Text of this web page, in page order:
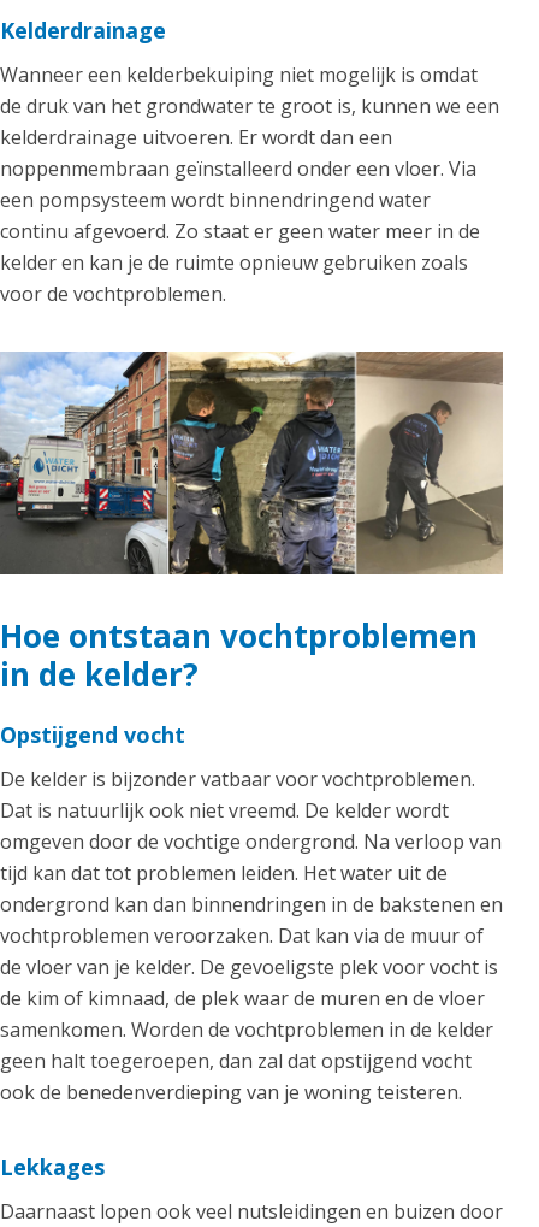
Kelderdrainage
Wanneer een kelderbekuiping niet mogelijk is omdat
de druk van het grondwater te groot is, kunnen we een
kelderdrainage uitvoeren. Er wordt dan een
noppenmembraan geïnstalleerd onder een vloer. Via
een pompsysteem wordt binnendringend water
continu afgevoerd. Zo staat er geen water meer in de
kelder en kan je de ruimte opnieuw gebruiken zoals
voor de vochtproblemen.
Hoe ontstaan vochtproblemen
in de kelder?
Opstijgend vocht
De kelder is bijzonder vatbaar voor vochtproblemen.
Dat is natuurlijk ook niet vreemd. De kelder wordt
omgeven door de vochtige ondergrond. Na verloop van
tijd kan dat tot problemen leiden. Het water uit de
ondergrond kan dan binnendringen in de bakstenen en
vochtproblemen veroorzaken. Dat kan via de muur of
de vloer van je kelder. De gevoeligste plek voor vocht is
de kim of kimnaad, de plek waar de muren en de vloer
samenkomen. Worden de vochtproblemen in de kelder
geen halt toegeroepen, dan zal dat opstijgend vocht
ook de benedenverdieping van je woning teisteren.
Lekkages
Daarnaast lopen ook veel nutsleidingen en buizen door